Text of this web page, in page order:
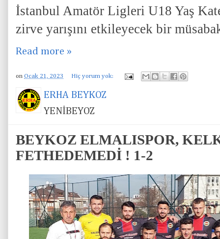
İstanbul Amatör Ligleri U18 Yaş
zirve yarışını etkileyecek bir
Read more »
on Ocak 21, 2023 Hiç yorum yok:
ERHA BEYKOZ
YENİBEYOZ
BEYKOZ ELMALISPOR,
FETHEDEMEDİ ! 1-2